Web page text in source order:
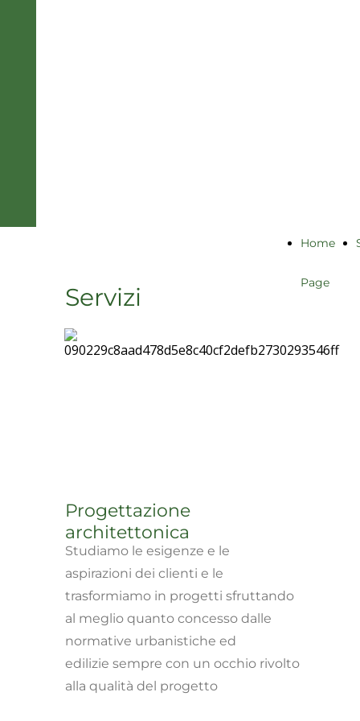
Home
Page
Servizi
Progettazione
architettonica
Studiamo le esigenze e le
aspirazioni dei clienti e le
trasformiamo in progetti sfruttando
al meglio quanto concesso dalle
normative urbanistiche ed
edilizie sempre con un occhio rivolto
alla qualità del progetto